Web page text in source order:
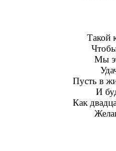
Такой
Мы
Пусть в
И
Как